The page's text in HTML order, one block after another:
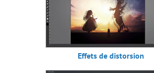
Effets de distorsion